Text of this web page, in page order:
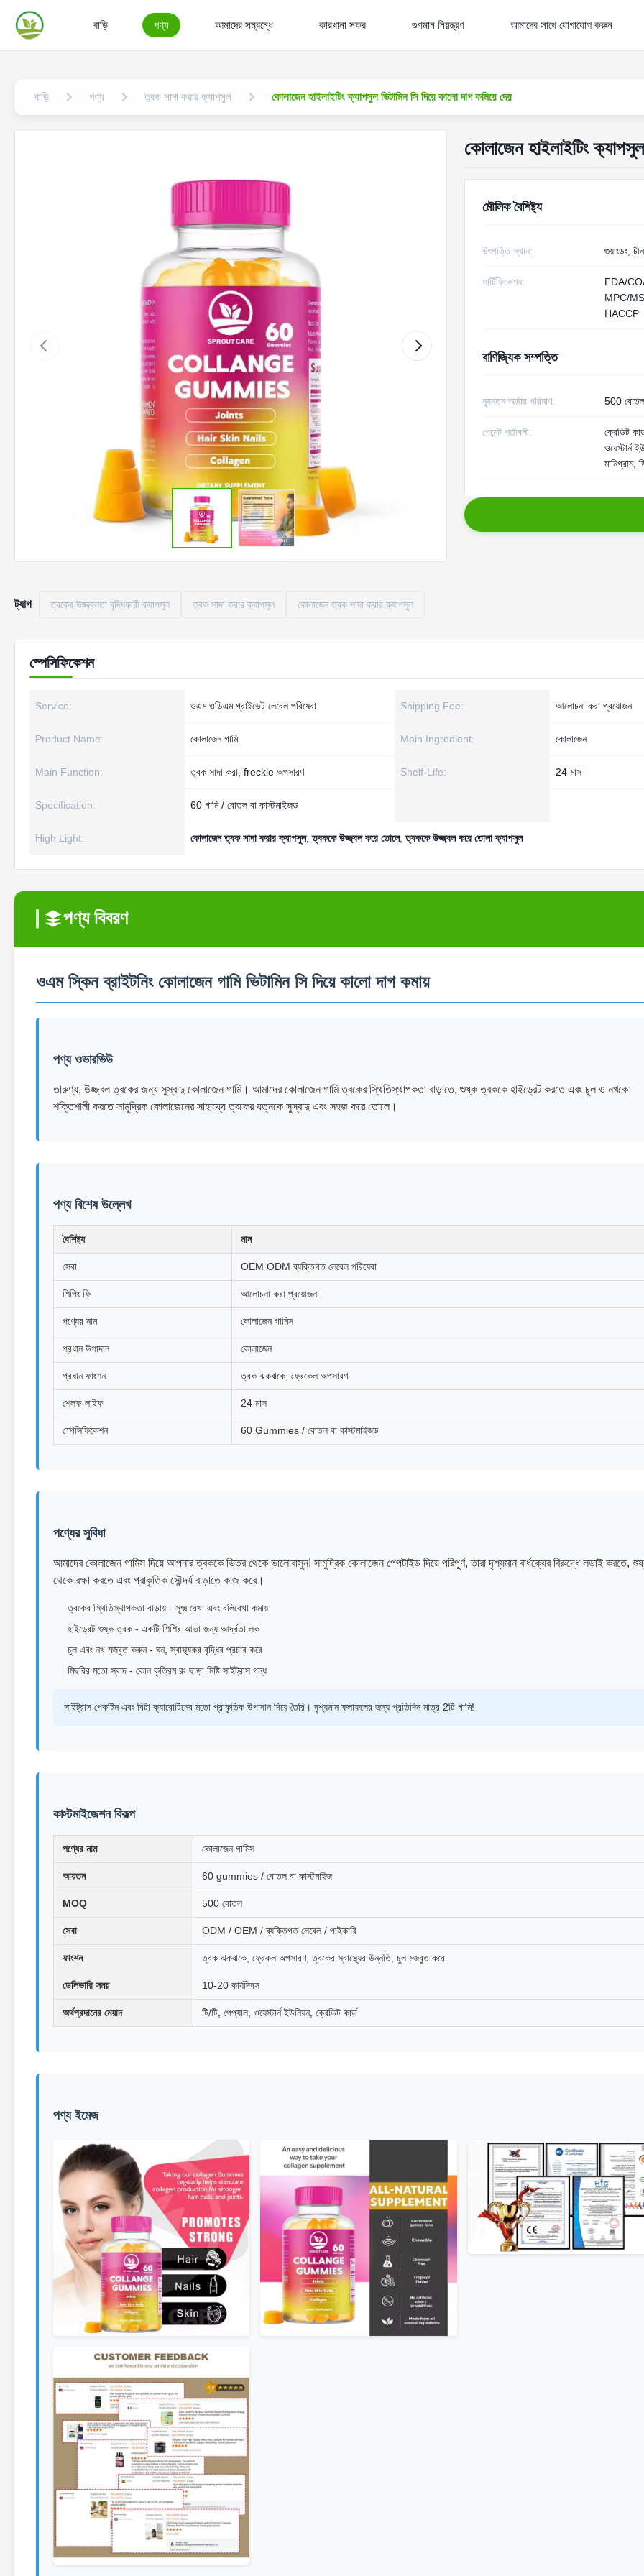
বাড়ি পণ্য আমাদের সম্বন্ধে কারখানা সফর গুণমান নিয়ন্ত্রণ আমাদের সাথে যোগাযোগ করুন
বাড়ি পণ্য ত্বক সাদা করার ক্যাপসুল কোলাজেন হাইলাইটিং ক্যাপসুল ভিটামিন সি দিয়ে কালো দাগ কমিয়ে দেয়
কোলাজেন হাইলাইটিং
মৌলিক বৈশিষ্ট্য
উৎপত্তি স্থান: গুয়াংডং, চীন
সার্টিফিকেশন:
FDA/
MPC/
HACCP
বাণিজ্যিক সম্পত্তি
ন্যূনতম অর্ডার পরিমাণ: 500 বোতল
পেমেন্ট শর্তাবলী:
ক্রেডিট
ওয়েস্টার্ন
মানিগ্রাম,
ট্যাগ ত্বকের উজ্জ্বলতা বৃদ্ধিকারী ক্যাপসুল ত্বক সাদা করার ক্যাপসুল কোলাজেন ত্বক সাদা করার ক্যাপসুল
স্পেসিফিকেশন
Service: ওএম ওডিএম প্রাইভেট লেবেল পরিষেবা Shipping Fee: আলোচনা করা প্রয়োজন
Product Name: কোলাজেন গামি Main Ingredient: কোলাজেন
Main Function: ত্বক সাদা করা, freckle অপসারণ Shelf-Life: 24 মাস
Specification: 60 গামি / বোতল বা কাস্টমাইজড
High Light: কোলাজেন ত্বক সাদা করার ক্যাপসুল,ত্বককে উজ্জ্বল করে তোলে,ত্বককে উজ্জ্বল করে তোলা ক্যাপসুল
পণ্য বিবরণ
ওএম স্কিন ব্রাইটনিং কোলাজেন গামি ভিটামিন সি দিয়ে কালো দাগ কমায়
পণ্য ওভারভিউ
তারুণ্য, উজ্জ্বল ত্বকের জন্য সুস্বাদু কোলাজেন গামি। আমাদের কোলাজেন গামি ত্বকের স্থিতিস্থাপকতা বাড়াতে, শুষ্ক ত্বককে হাইড্রেট করতে এবং চুল ও নখকে
শক্তিশালী করতে সামুদ্রিক কোলাজেনের সাহায্যে ত্বকের যত্নকে সুস্বাদু এবং সহজ করে তোলে।
পণ্য বিশেষ উল্লেখ
বৈশিষ্ট্য মান
সেবা OEM ODM ব্যক্তিগত লেবেল পরিষেবা
শিপিং ফি আলোচনা করা প্রয়োজন
পণ্যের নাম কোলাজেন গামিস
প্রধান উপাদান কোলাজেন
প্রধান ফাংশন ত্বক ঝকঝকে, ফ্রেকেল অপসারণ
শেলফ-লাইফ 24 মাস
স্পেসিফিকেশন 60 Gummies / বোতল বা কাস্টমাইজড
পণ্যের সুবিধা
আমাদের কোলাজেন গামিস দিয়ে আপনার ত্বককে ভিতর থেকে ভালোবাসুন! সামুদ্রিক কোলাজেন পেপটাইড দিয়ে পরিপূর্ণ, তারা দৃশ্যমান বার্ধক্যের বিরুদ্ধে লড়াই করতে,
থেকে রক্ষা করতে এবং প্রাকৃতিক সৌন্দর্য বাড়াতে কাজ করে।
ত্বকের স্থিতিস্থাপকতা বাড়ায় - সূক্ষ্ম রেখা এবং বলিরেখা কমায়
হাইড্রেট শুষ্ক ত্বক - একটি শিশির আভা জন্য আর্দ্রতা লক
চুল এবং নখ মজবুত করুন - ঘন, স্বাস্থ্যকর বৃদ্ধির প্রচার করে
মিছরির মতো স্বাদ - কোন কৃত্রিম রং ছাড়া মিষ্টি সাইট্রাস গন্ধ
সাইট্রাস পেকটিন এবং বিটা ক্যারোটিনের মতো প্রাকৃতিক উপাদান দিয়ে তৈরি। দৃশ্যমান ফলাফলের জন্য প্রতিদিন মাত্র 2টি গামি!
কাস্টমাইজেশন বিকল্প
পণ্যের নাম কোলাজেন গামিস
আয়তন 60 gummies / বোতল বা কাস্টমাইজ
MOQ 500 বোতল
সেবা ODM / OEM / ব্যক্তিগত লেবেল / পাইকারি
ফাংশন ত্বক ঝকঝকে, ফ্রেকল অপসারণ, ত্বকের স্বাস্থ্যের উন্নতি, চুল মজবুত করে
ডেলিভারি সময় 10-20 কার্যদিবস
অর্থপ্রদানের মেয়াদ টি/টি, পেপ্যাল, ওয়েস্টার্ন ইউনিয়ন, ক্রেডিট কার্ড
পণ্য ইমেজ